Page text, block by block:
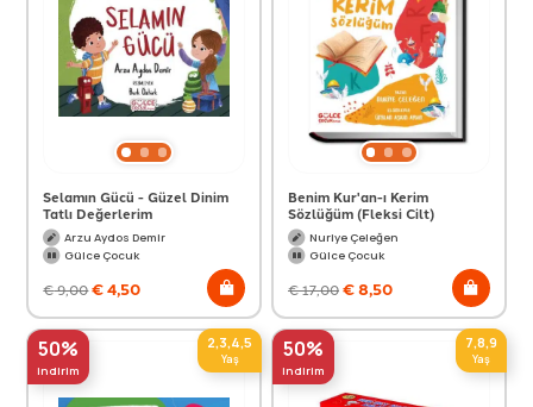
Selamın Gücü - Güzel Dinim
Tatlı Değerlerim
Arzu Aydos Demir
Gülce Çocuk
€9,00€4,50
Benim Kur'an-ı Kerim
Sözlüğüm (Fleksi Cilt)
Nuriye Çeleğen
Gülce Çocuk
€17,00€8,50
50%
indirim
2,3,4,5
Yaş 50%
indirim
7,8,9
Yaş